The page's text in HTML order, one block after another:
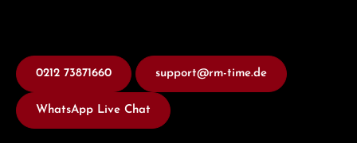
0212 73871660 support@rm-time.de
WhatsApp Live Chat